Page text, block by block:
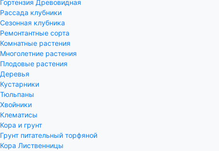
Гортензия Древовидная
Рассада клубники
Сезонная клубника
Ремонтантные сорта
Комнатные растения
Многолетние растения
Плодовые растения
Деревья
Кустарники
Тюльпаны
Хвойники
Клематисы
Кора и грунт
Грунт питательный торфяной
Кора Лиственницы